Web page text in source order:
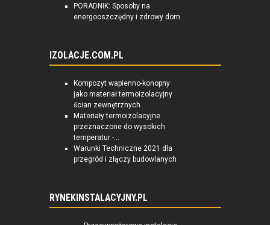
PORADNIK: Sposoby na
energooszczędny i zdrowy dom
IZOLACJE.COM.PL
Kompozyt wapienno-konopny
jako materiał termoizolacyjny
ścian zewnętrznych
Materiały termoizolacyjne
przeznaczone do wysokich
temperatur -...
Warunki Techniczne 2021 dla
przegród i złączy budowlanych
RYNEKINSTALACYJNY.PL